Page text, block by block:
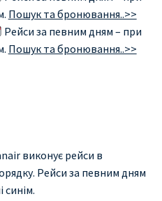
Пошук та бронювання..>>
Рейси за певним дням – при
Пошук та бронювання..>>
виконує рейси в
Рейси за певним дням
синім.